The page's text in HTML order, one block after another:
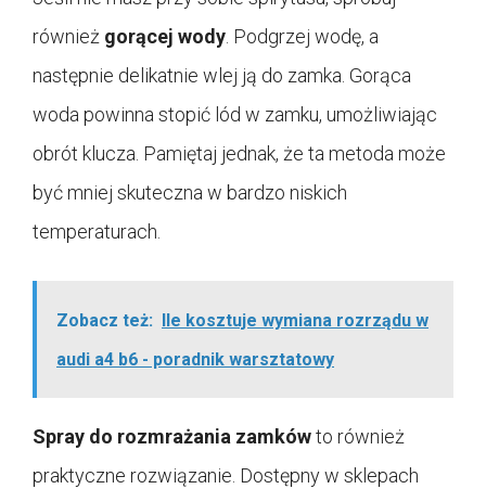
również gorącej wody. Podgrzej wodę, a
następnie delikatnie wlej ją do zamka. Gorąca
woda powinna stopić lód w zamku, umożliwiając
obrót klucza. Pamiętaj jednak, że ta metoda może
być mniej skuteczna w bardzo niskich
temperaturach.
Zobacz też:
Ile kosztuje wymiana rozrządu w
audi a4 b6 - poradnik warsztatowy
Spray do rozmrażania zamkówto również
praktyczne rozwiązanie. Dostępny w sklepach